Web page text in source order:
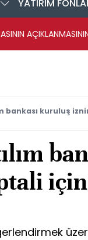
YATIRIM
bankası kuruluş
için